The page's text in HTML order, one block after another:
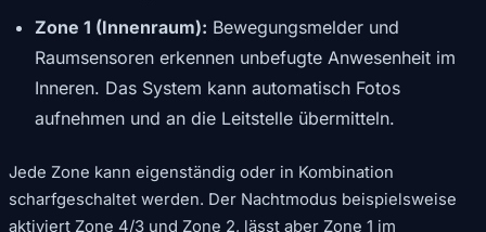
Zone 1 (Innenraum): Bewegungsmelder und
Raumsensoren erkennen unbefugte Anwesenheit im
Inneren. Das System kann automatisch Fotos
aufnehmen und an die Leitstelle übermitteln.
Jede Zone kann eigenständig oder in Kombination
scharfgeschaltet werden. Der Nachtmodus beispielsweise
aktiviert Zone 4/3 und Zone 2, lässt aber Zone 1 im